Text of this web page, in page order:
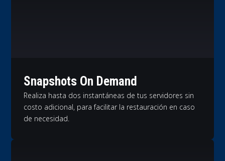
Snapshots On Demand
Realiza hasta dos instantáneas de tus servidores sin
costo adicional, para facilitar la restauración en caso
de necesidad.